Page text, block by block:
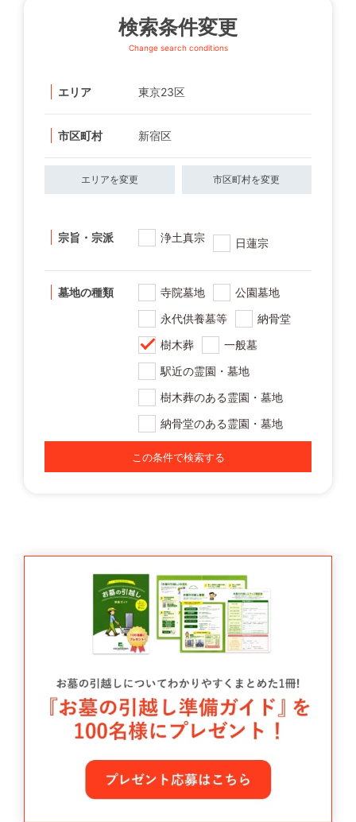
検索条件変更
Change search conditions
エリア 東京23区
市区町村 新宿区
エリアを変更 市区町村を変更
宗旨・宗派 浄土真宗 日蓮宗
墓地の種類 寺院墓地
公園墓地
永代供養墓等
納骨堂
樹木葬
一般墓
駅近の霊園・墓地
樹木葬のある霊園・墓地
納骨堂のある霊園・墓地
この条件で検索する